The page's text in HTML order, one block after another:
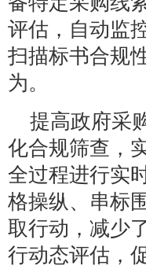
评估，自动监
扫描标书合规
为。‌‌
提高政府采
化合规筛查‌，
全过程进行实
格操纵、串标
取行动，‌‌减少
行动态评估，